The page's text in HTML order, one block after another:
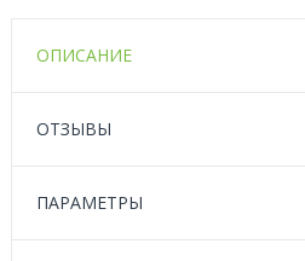
ОПИСАНИЕ
ОТЗЫВЫ
ПАРАМЕТРЫ